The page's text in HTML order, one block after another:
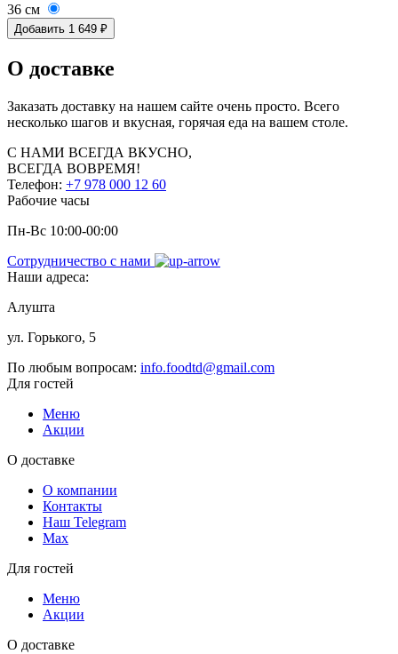
36 см
Добавить 1 649 ₽
О доставке
Заказать доставку на нашем сайте очень просто. Всего
несколько шагов и вкусная, горячая еда на вашем столе.
С НАМИ ВСЕГДА ВКУСНО,
ВСЕГДА ВОВРЕМЯ!
Телефон: +7 978 000 12 60
Рабочие часы
Пн-Вс 10:00-00:00
Сотрудничество с нами
Наши адреса:
Алушта
ул. Горького, 5
По любым вопросам: info.foodtd@gmail.com
Для гостей
Меню
Акции
О доставке
О компании
Контакты
Наш Telegram
Мах
Для гостей
Меню
Акции
О доставке